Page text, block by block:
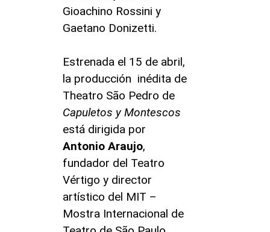
Gioachino Rossini y
Gaetano Donizetti.
Estrenada el 15 de abril,
la producción inédita de
Theatro São Pedro de
Capuletos y Montescos
está dirigida por
Antonio Araujo,
fundador del Teatro
Vértigo y director
artístico del MIT –
Mostra Internacional de